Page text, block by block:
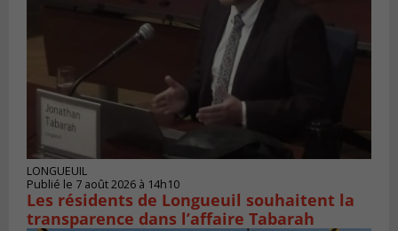
LONGUEUIL
Publié le 7 août 2026 à 14h10
Les résidents de Longueuil souhaitent la
transparence dans l’affaire Tabarah